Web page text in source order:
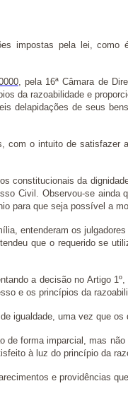
impostas pela lei,
, pela 16ª Câmara de
da razoabilidade e
delapidações de seus
o intuito de
da
Civil. Observou-se
para que seja possível a
entenderam os
que o requerido se
a decisão no Artigo
e os princípios da
igualdade, uma vez que
forma imparcial, mas
à luz do princípio da
e providências